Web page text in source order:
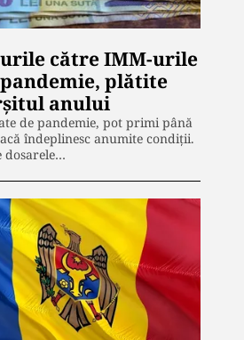
către IMM-urile
plătite
anului
de pandemie, pot primi până
îndeplinesc anumite condiții.